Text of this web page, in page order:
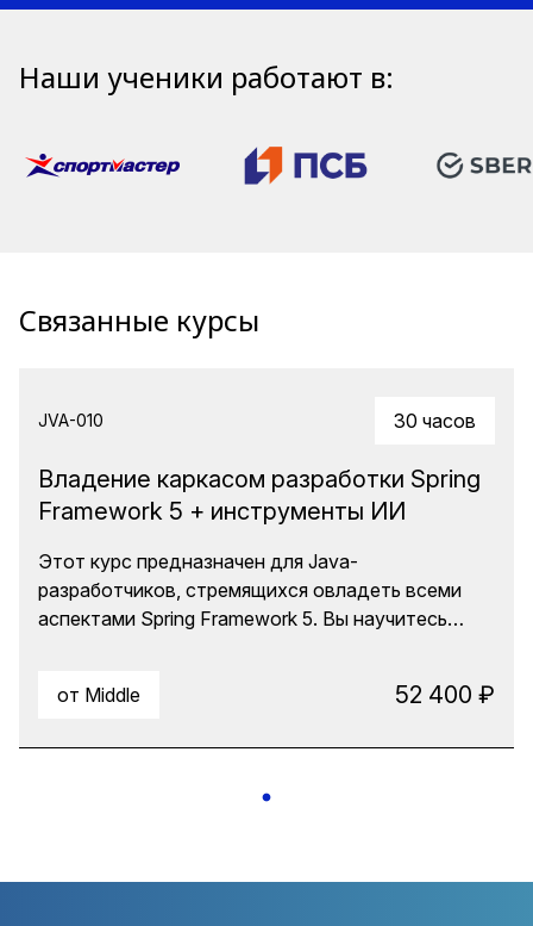
Наши ученики работают в:
Связанные курсы
JVA-010 30 часов
Владение каркасом разработки Spring
Framework 5 + инструменты ИИ
Этот курс предназначен для Java-
разработчиков, стремящихся овладеть всеми
аспектами Spring Framework 5. Вы научитесь
технологии, как Dependency Injection (DI),
делегировать некоторые задачи ИИ и узнаете,
от Middle 52 400 ₽